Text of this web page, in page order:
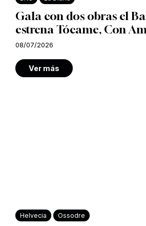
Gala con dos obras el
estrena Tócame, Con
08/07/2026
Ver más
Helvecia Ossodre